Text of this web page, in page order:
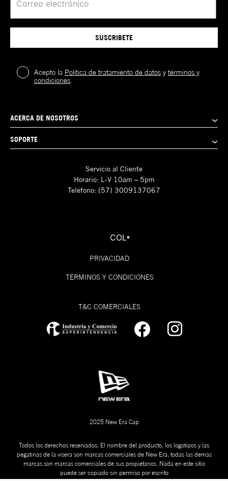
SUSCRIBETE
Acepto la Política de tratamiento de datos ytérminos y
condiciones.
ACERCA DE NOSOTROS
SOPORTE
Servicio al Cliente
Horario: L-V 10am – 5pm
Teléfono: (57) 3009137067
COL
PRIVACIDAD
TÉRMINOS Y CONDICIONES
T&C COMERCIALES
2025 New Era Cap
Todos los derechos reservados. El nombre del producto, los logotipos y las
pegatinas de la visera son marcas comerciales de New Era, todas las demás
marcas son marcas comerciales de sus propietarios. Nada en este sitio
puede ser copiado sin permiso por escrito